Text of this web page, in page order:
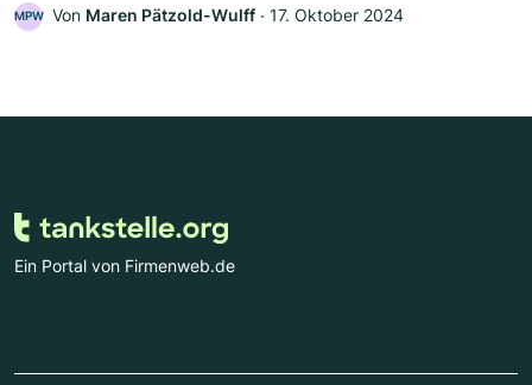
MPW Von Maren Pätzold-Wulff ‧ 17. Oktober 2024
Ein Portal von Firmenweb.de